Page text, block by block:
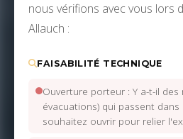
nous vérifions avec vous lors
Allauch :
FAISABILITÉ TECHNIQUE
Ouverture porteur : Y a-t-il des
évacuations) qui passent dans
souhaitez ouvrir pour relier